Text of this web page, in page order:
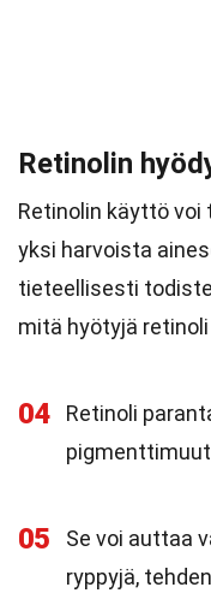
Retinolin
Retinolin käyttö voi
yksi harvoista
tieteellisesti
mitä hyötyjä
04
Retinoli
05
Se voi auttaa
ryppyjä,